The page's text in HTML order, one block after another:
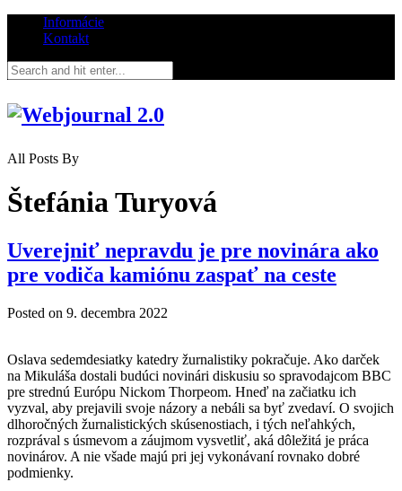
Informácie
Kontakt
All Posts By
Štefánia Turyová
Uverejniť nepravdu je pre novinára ako
pre vodiča kamiónu zaspať na ceste
Posted on 9. decembra 2022
Oslava sedemdesiatky katedry žurnalistiky pokračuje. Ako darček
na Mikuláša dostali budúci novinári diskusiu so spravodajcom BBC
pre strednú Európu Nickom Thorpeom. Hneď na začiatku ich
vyzval, aby prejavili svoje názory a nebáli sa byť zvedaví. O svojich
dlhoročných žurnalistických skúsenostiach, i tých neľahkých,
rozprával s úsmevom a záujmom vysvetliť, aká dôležitá je práca
novinárov. A nie všade majú pri jej vykonávaní rovnako dobré
podmienky.